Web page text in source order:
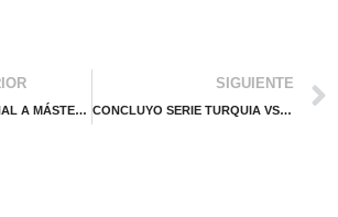
PONEN PUNTO FINAL A MÁSTERS REGIONAL DE MÁXIMA CATEGORÍA
SIGUIENTE
CONCLUYO SERIE TURQUIA VS MEXICO CON DEBUT DE CUATRO MEXICANOS